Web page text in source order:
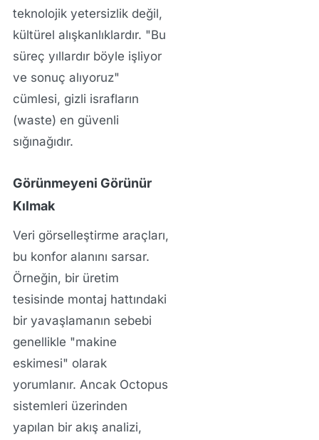
teknolojik yetersizlik değil,
kültürel alışkanlıklardır. "Bu
süreç yıllardır böyle işliyor
ve sonuç alıyoruz"
cümlesi, gizli israfların
(waste) en güvenli
sığınağıdır.
Görünmeyeni Görünür
Kılmak
Veri görselleştirme araçları,
bu konfor alanını sarsar.
Örneğin, bir üretim
tesisinde montaj hattındaki
bir yavaşlamanın sebebi
genellikle "makine
eskimesi" olarak
yorumlanır. Ancak Octopus
sistemleri üzerinden
yapılan bir akış analizi,